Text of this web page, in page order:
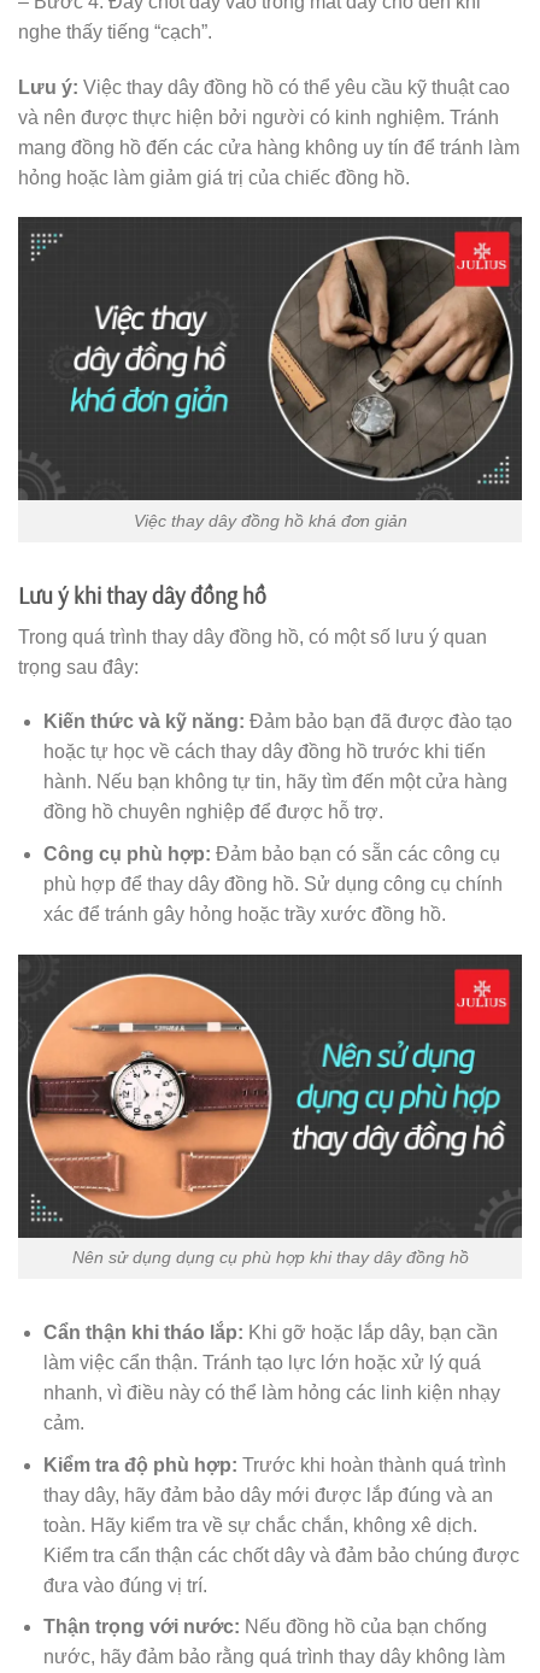
nghe thấy tiếng “cạch”.
Lưu ý: Việc thay dây đồng hồ có thể yêu cầu kỹ thuật cao
và nên được thực hiện bởi người có kinh nghiệm. Tránh
mang đồng hồ đến các cửa hàng không uy tín để tránh làm
hỏng hoặc làm giảm giá trị của chiếc đồng hồ.
Việc thay dây đồng hồ khá đơn giản
Lưu ý khi thay dây đồng hồ
Trong quá trình thay dây đồng hồ, có một số lưu ý quan
trọng sau đây:
Kiến thức và kỹ năng: Đảm bảo bạn đã được đào tạo
hoặc tự học về cách thay dây đồng hồ trước khi tiến
hành. Nếu bạn không tự tin, hãy tìm đến một cửa hàng
đồng hồ chuyên nghiệp để được hỗ trợ.
Công cụ phù hợp: Đảm bảo bạn có sẵn các công cụ
phù hợp để thay dây đồng hồ. Sử dụng công cụ chính
xác để tránh gây hỏng hoặc trầy xước đồng hồ.
Nên sử dụng dụng cụ phù hợp khi thay dây đồng hồ
Cẩn thận khi tháo lắp: Khi gỡ hoặc lắp dây, bạn cần
làm việc cẩn thận. Tránh tạo lực lớn hoặc xử lý quá
nhanh, vì điều này có thể làm hỏng các linh kiện nhạy
cảm.
Kiểm tra độ phù hợp: Trước khi hoàn thành quá trình
thay dây, hãy đảm bảo dây mới được lắp đúng và an
toàn. Hãy kiểm tra về sự chắc chắn, không xê dịch.
Kiểm tra cẩn thận các chốt dây và đảm bảo chúng được
đưa vào đúng vị trí.
Thận trọng với nước: Nếu đồng hồ của bạn chống
nước, hãy đảm bảo rằng quá trình thay dây không làm